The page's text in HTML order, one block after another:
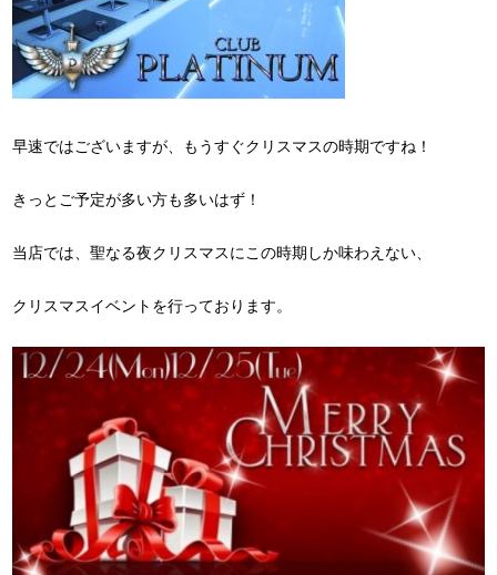
早速ではございますが、もうすぐクリスマスの時期ですね！
きっとご予定が多い方も多いはず！
当店では、聖なる夜クリスマスにこの時期しか味わえない、
クリスマスイベントを行っております。